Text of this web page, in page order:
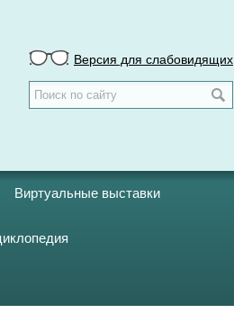
Версия для слабовидящих
Виртуальные выставки